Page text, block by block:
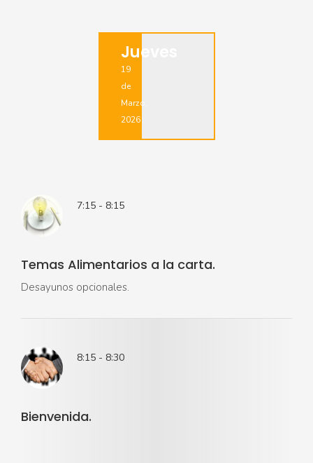
Jueves
19
de
Marzo,
2026
7:15 - 8:15
Temas Alimentarios a la carta.
Desayunos opcionales.
8:15 - 8:30
Bienvenida.